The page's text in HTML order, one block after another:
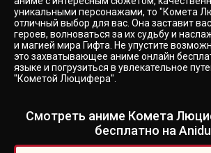
уникальными персонажами, то "Комета
отличный выбор для вас. Она заставит
героев, волноваться за их судьбу и
и магией мира Гифта. Не упустите
это захватывающее аниме онлайн
языке и погрузиться в увлекательное
"Кометой Люцифера".
Смотреть аниме Комета
бесплатно на